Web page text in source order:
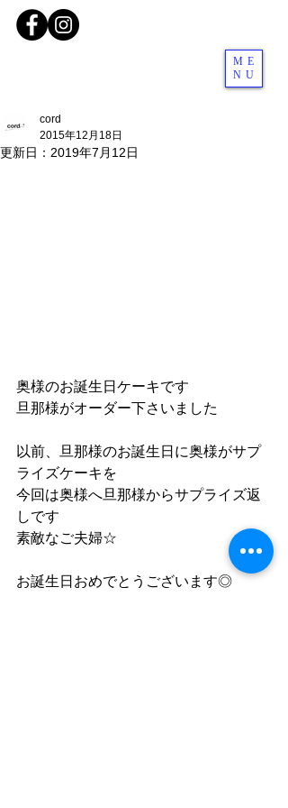
ME
NU
cord
2015年12月18日
更新日： 2019年7月12日
奥様のお誕生日ケーキです
旦那様がオーダー下さいました
以前、旦那様のお誕生日に奥様がサプ
ライズケーキを
今回は奥様へ旦那様からサプライズ返
しです
素敵なご夫婦☆
お誕生日おめでとうございます◎